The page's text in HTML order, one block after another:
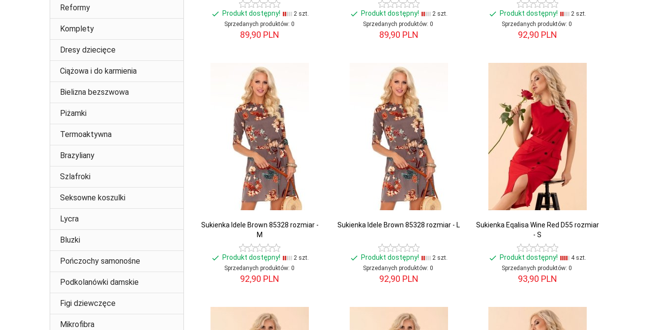
Reformy
Komplety
Dresy dziecięce
Ciążowa i do karmienia
Bielizna bezszwowa
Piżamki
Termoaktywna
Brazyliany
Szlafroki
Seksowne koszulki
Lycra
Bluzki
Pończochy samonośne
Podkolanówki damskie
Figi dziewczęce
Mikrofibra
Produkt dostępny!
2 szt.
Sprzedanych produktów: 0
89,90 PLN
Produkt dostępny!
2 szt.
Sprzedanych produktów:0
89,90 PLN
Produkt dostępny!
2 szt.
Sprzedanych produktów:0
92,90 PLN
Sukienka Idele Brown 85328 rozmiar -
M
Produkt dostępny!
2 szt.
Sprzedanych produktów: 0
92,90 PLN
Sukienka Idele Brown 85328 rozmiar - L
Produkt dostępny!
2 szt.
Sprzedanych produktów:0
92,90 PLN
Sukienka Eqalisa Wine Red D55 rozmiar
- S
Produkt dostępny!
4 szt.
Sprzedanych produktów:0
93,90 PLN